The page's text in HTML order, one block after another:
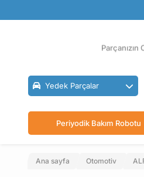
Yedek Parçalar
Periyodik Bakım Robotu
Ana sayfa Otomotiv